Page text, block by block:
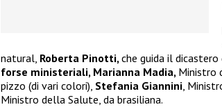
natural, Roberta Pinotti, che guida il
forse ministeriali, Marianna Madia, Ministro
pizzo (di vari colori), Stefania Giannini ,
Ministro della Salute, da brasiliana.